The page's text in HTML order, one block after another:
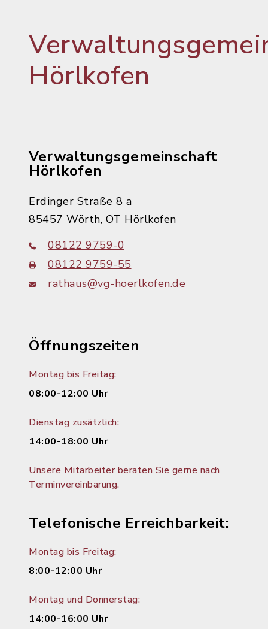
Hörlkofen
Verwaltungsgemeinschaft
Hörlkofen
Erdinger Straße 8 a
85457 Wörth, OT Hörlkofen
08122 9759-0
08122 9759-55
rathaus@vg-hoerlkofen.de
Öffnungszeiten
Montag bis Freitag:
08:00-12:00 Uhr
Dienstag zusätzlich:
14:00-18:00 Uhr
Unsere Mitarbeiter beraten Sie gerne nach
Terminvereinbarung.
Telefonische Erreichbarkeit:
Montag bis Freitag:
8:00-12:00 Uhr
Montag und Donnerstag:
14:00-16:00 Uhr